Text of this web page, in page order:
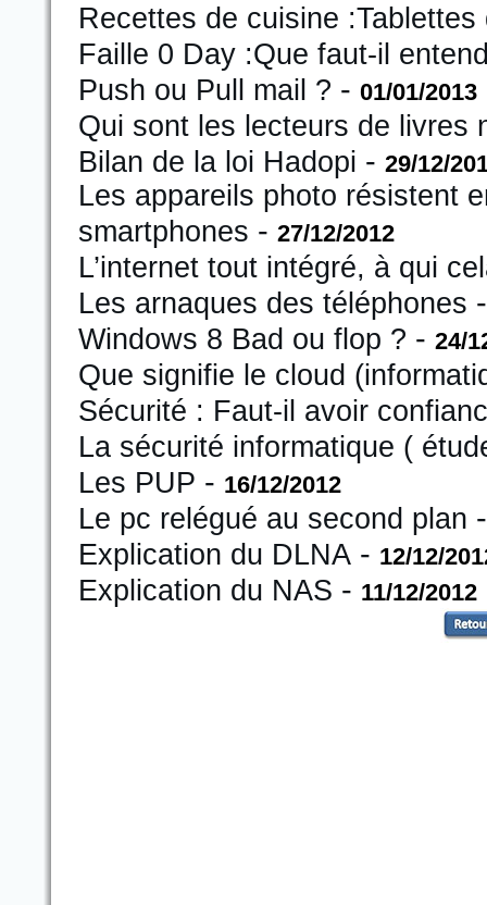
Recettes de cuisine
Faille 0 Day :Que faut-il
Push ou Pull mail ? - 01/01/2013
Qui sont les lecteurs de livres
Bilan de la loi Hadopi - 29/12/
Les appareils photo résistent
smartphones - 27/12/2012
L’internet tout intégré, à qui
Les arnaques des téléphones
Windows 8 Bad ou flop ? - 24/
Que signifie le cloud
Sécurité : Faut-il avoir
La sécurité informatique (
Les PUP - 16/12/2012
Le pc relégué au second plan
Explication du DLNA - 12/12/
Explication du NAS - 11/12/2012